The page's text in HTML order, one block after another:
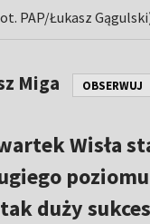
PAP/Łukasz
Miga OBSERWUJ
Wisła
duży